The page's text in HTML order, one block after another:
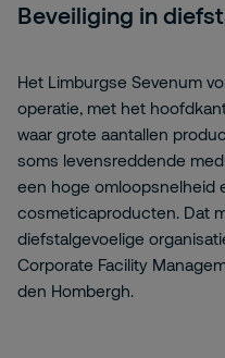
Beveiliging in
Het Limburgse Sevenum
operatie, met het
waar grote aantallen
soms levensreddende
een hoge omloopsnelheid
cosmeticaproducten. Dat
diefstalgevoelige
Corporate Facility
den Hombergh.